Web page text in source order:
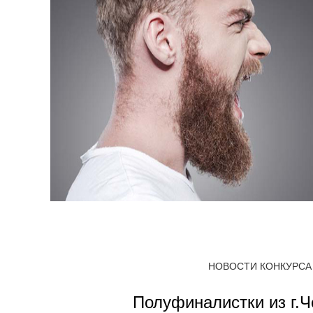
НОВОСТИ КОНКУРСА
Полуфиналистки из